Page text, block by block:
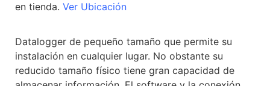
en tienda. Ver Ubicación
Datalogger de pequeño tamaño que permite su
instalación en cualquier lugar. No obstante su
reducido tamaño físico tiene gran capacidad de